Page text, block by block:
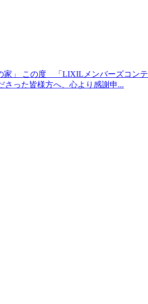
家」 この度 「LIXILメンバーズコンテ
さった皆様方へ、心より感謝申...